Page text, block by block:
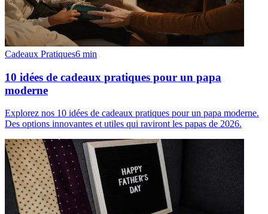
Cadeaux Pratiques6 min
10 idées de cadeaux pratiques pour un papa
moderne
Explorez nos 10 idées de cadeaux pratiques pour un papa moderne.
Des options innovantes et utiles qui raviront les papas de 2026.